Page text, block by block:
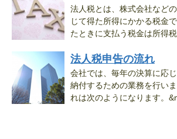
法人税とは、株式会社など
じて得た所得にかかる税金
たときに支払う税金は所得税
法人税申告の流れ
会社では、毎年の決算に応
納付するための業務を行い
れは次のようになります。